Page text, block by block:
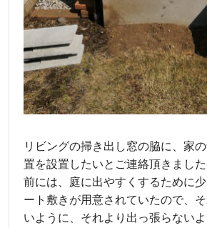
リビングの掃き出し窓の脇に、家
置を設置したいとご連絡頂きまし
前には、庭に出やすくするために
ート敷きが用意されていたので、
いように、それより出っ張らない